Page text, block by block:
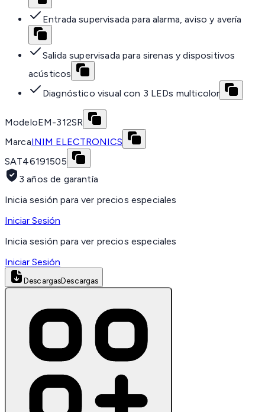
Entrada supervisada para alarma, aviso y avería
Salida supervisada para sirenas y dispositivos
acústicos
Diagnóstico visual con 3 LEDs multicolor
ModeloEM-312SR
MarcaINIM ELECTRONICS
SAT46191505
3 años de garantía
Inicia sesión para ver precios especiales
Iniciar Sesión
Inicia sesión para ver precios especiales
Iniciar Sesión
DescargasDescargas